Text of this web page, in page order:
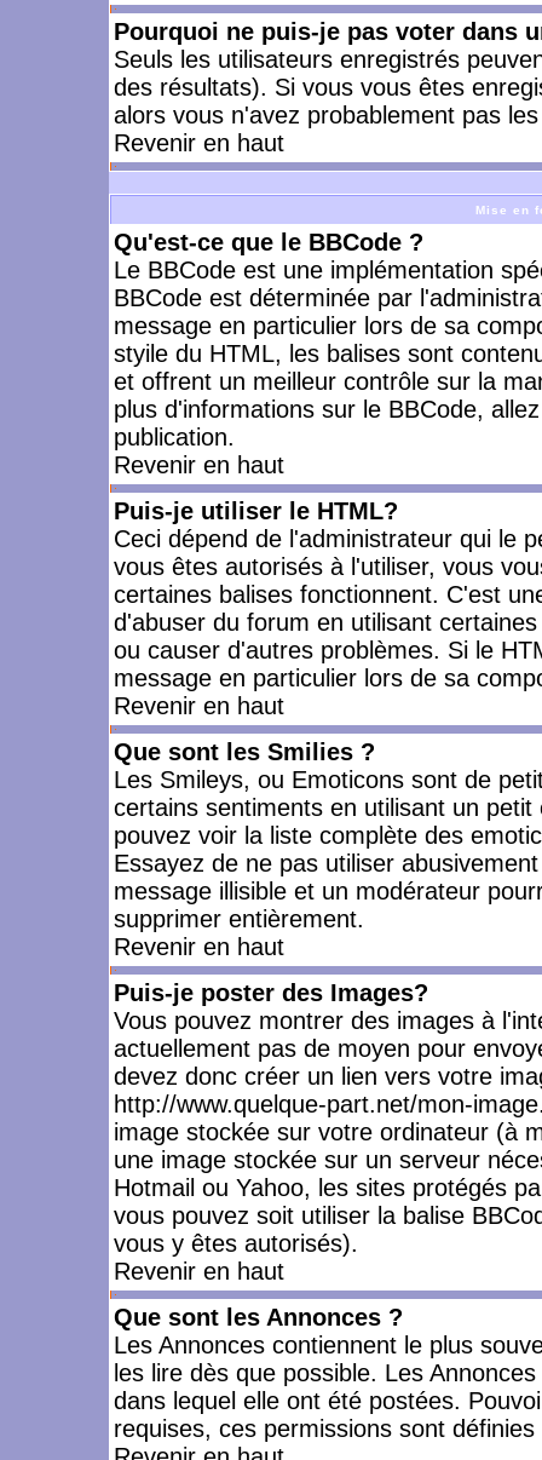
Pourquoi ne puis-je pas voter dans
Seuls les utilisateurs enregistrés
des résultats). Si vous vous êtes
alors vous n'avez probablement pas
Revenir en haut
Mise en
Qu'est-ce que le BBCode ?
Le BBCode est une implémentation
BBCode est déterminée par
message en particulier lors de sa
styile du HTML, les balises sont
et offrent un meilleur contrôle sur la
plus d'informations sur le BBCode,
publication.
Revenir en haut
Puis-je utiliser le HTML?
Ceci dépend de l'administrateur qui le
vous êtes autorisés à l'utiliser, vous
certaines balises fonctionnent. C'est
d'abuser du forum en utilisant
ou causer d'autres problèmes. Si le
message en particulier lors de sa
Revenir en haut
Que sont les Smilies ?
Les Smileys, ou Emoticons sont de
certains sentiments en utilisant un
pouvez voir la liste complète des
Essayez de ne pas utiliser
message illisible et un modérateur
supprimer entièrement.
Revenir en haut
Puis-je poster des Images?
Vous pouvez montrer des images à
actuellement pas de moyen pour
devez donc créer un lien vers votre
http://www.quelque-part.net/mon-
image stockée sur votre ordinateur (à
une image stockée sur un serveur
Hotmail ou Yahoo, les sites protégés
vous pouvez soit utiliser la balise
vous y êtes autorisés).
Revenir en haut
Que sont les Annonces ?
Les Annonces contiennent le plus
les lire dès que possible. Les
dans lequel elle ont été postées.
requises, ces permissions sont